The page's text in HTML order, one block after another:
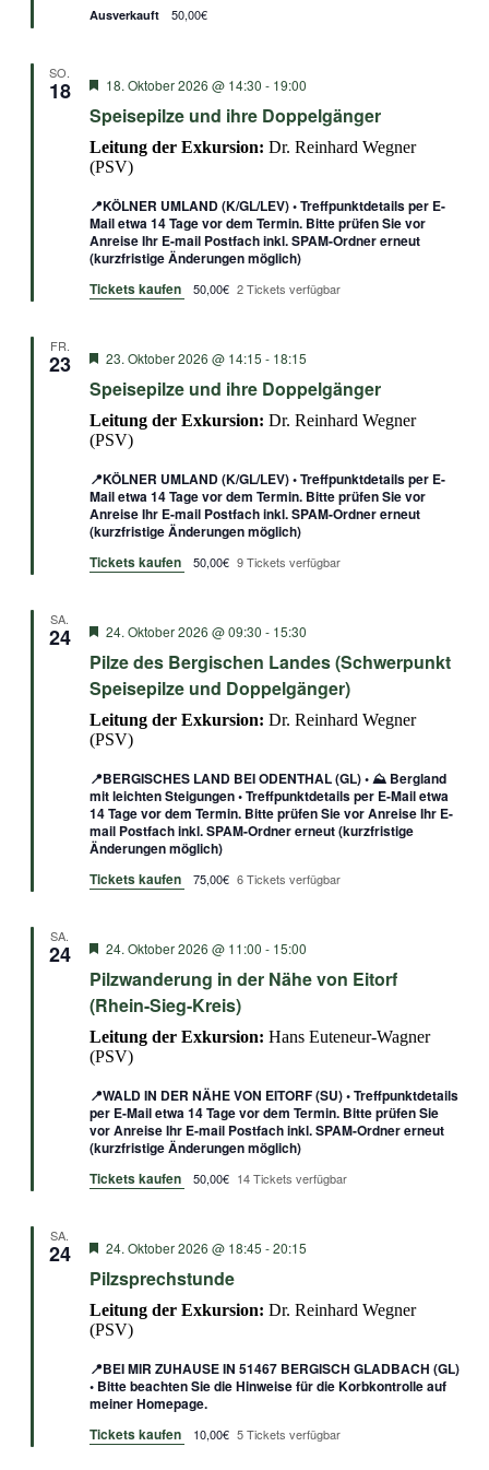
Ausverkauft 50,00€
SO.
18 Empfohlen
18. Oktober 2026 @ 14:30 - 19:00
Speisepilze und ihre Doppelgänger
Leitung der Exkursion: Dr. Reinhard Wegner
(PSV)
📍KÖLNER UMLAND (K/GL/LEV) • Treffpunktdetails per E-
Mail etwa 14 Tage vor dem Termin. Bitte prüfen Sie vor
Anreise Ihr E-mail Postfach inkl. SPAM-Ordner erneut
(kurzfristige Änderungen möglich)
Tickets kaufen
50,00€ 2 Tickets verfügbar
FR.
23 Empfohlen
23. Oktober 2026 @ 14:15 - 18:15
Speisepilze und ihre Doppelgänger
Leitung der Exkursion: Dr. Reinhard Wegner
(PSV)
📍KÖLNER UMLAND (K/GL/LEV) • Treffpunktdetails per E-
Mail etwa 14 Tage vor dem Termin. Bitte prüfen Sie vor
Anreise Ihr E-mail Postfach inkl. SPAM-Ordner erneut
(kurzfristige Änderungen möglich)
Tickets kaufen
50,00€ 9 Tickets verfügbar
SA.
24 Empfohlen
24. Oktober 2026 @ 09:30 - 15:30
Pilze des Bergischen Landes (Schwerpunkt
Speisepilze und Doppelgänger)
Leitung der Exkursion: Dr. Reinhard Wegner
(PSV)
📍BERGISCHES LAND BEI ODENTHAL (GL) • ⛰️ Bergland
mit leichten Steigungen • Treffpunktdetails per E-Mail etwa
14 Tage vor dem Termin. Bitte prüfen Sie vor Anreise Ihr E-
mail Postfach inkl. SPAM-Ordner erneut (kurzfristige
Änderungen möglich)
Tickets kaufen
75,00€ 6 Tickets verfügbar
SA.
24 Empfohlen
24. Oktober 2026 @ 11:00 - 15:00
Pilzwanderung in der Nähe von Eitorf
(Rhein-Sieg-Kreis)
Leitung der Exkursion: Hans Euteneur-Wagner
(PSV)
📍WALD IN DER NÄHE VON EITORF (SU) • Treffpunktdetails
per E-Mail etwa 14 Tage vor dem Termin. Bitte prüfen Sie
vor Anreise Ihr E-mail Postfach inkl. SPAM-Ordner erneut
(kurzfristige Änderungen möglich)
Tickets kaufen
50,00€ 14 Tickets verfügbar
SA.
24 Empfohlen
24. Oktober 2026 @ 18:45 -20:15
Pilzsprechstunde
Leitung der Exkursion: Dr. Reinhard Wegner
(PSV)
📍BEI MIR ZUHAUSE IN 51467 BERGISCH GLADBACH (GL)
• Bitte beachten Sie die Hinweise für die Korbkontrolle auf
meiner Homepage.
Tickets kaufen
10,00€ 5 Tickets verfügbar